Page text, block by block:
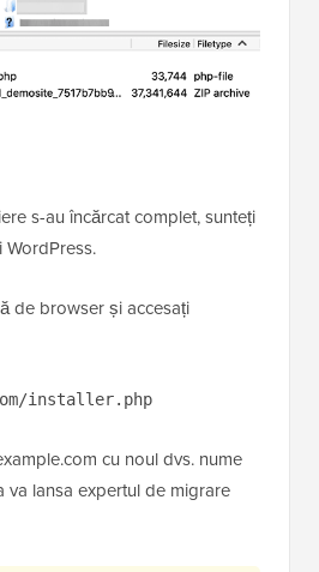
s-au încărcat complet, sunteți
de browser și accesați
installer.php
cu noul dvs. nume
va lansa expertul de migrare